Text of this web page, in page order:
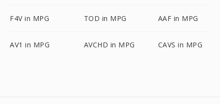
F4V in MPG TOD in MPG AAF in MPG
AV1 in MPG AVCHD in MPG CAVS in MPG